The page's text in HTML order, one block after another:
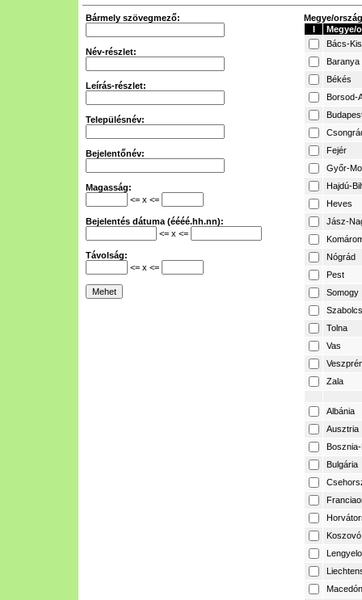
Bármely szövegmező:
Név-részlet:
Leírás-részlet:
Településnév:
Bejelentőnév:
Magasság:
<= x <=
Bejelentés dátuma (éééé.hh.nn):
<= x <=
Távolság:
<= x <=
Megye/
I
Megye/
Bács-
Baranya
Békés
Borsod-
Fejér
Győr-
Hajdú-
Heves
Jász-
Nógrád
Pest
Somogy
Tolna
Vas
Zala
Albánia
Ausztria
Bulgária
Koszovó